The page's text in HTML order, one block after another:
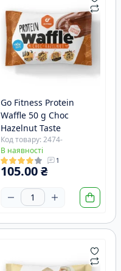
Go Fitness Protein
Waffle 50 g Choc
Hazelnut Taste
Код товару: 2474-
В наявності
1
105.00 ₴